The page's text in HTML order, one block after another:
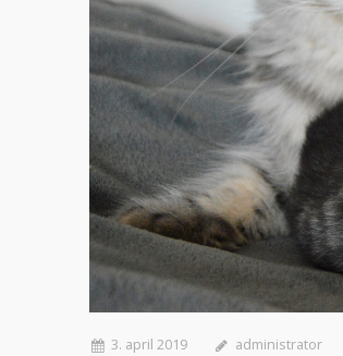
3. april 2019 administrator